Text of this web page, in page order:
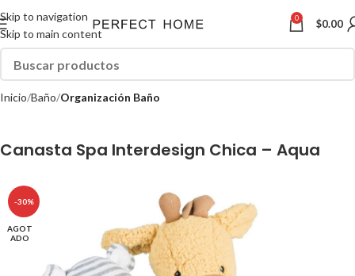
Skip to navigation
Skip to main content
0 $0.00
Inicio Baño Organización Baño
Canasta Spa Interdesign Chica – Aqua
-30%
AGOT
ADO